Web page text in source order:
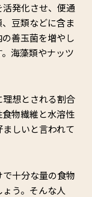
発化させ、便通
豆類などに含ま
善玉菌を増やし
海藻類やナッツ
想とされる割合
物繊維と水溶性
しいと言われて
十分な量の食物
う。そんな人